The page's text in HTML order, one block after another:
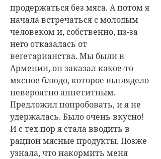
продержаться без мяса. А потом я
начала встречаться с молодым
человеком и, собственно, из-за
него отказалась от
вегетарианства. Мы были в
Армении, он заказал какое-то
мясное блюдо, которое выглядело
невероятно аппетитным.
Предложил попробовать, и я не
удержалась. Было очень вкусно!
И с тех пор я стала вводить в
рацион мясные продукты. Позже
узнала, что накормить меня